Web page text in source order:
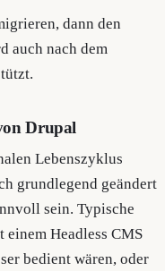
dann den
auch nach dem
Drupal
Lebenszyklus
grundlegend geändert
sein. Typische
Headless CMS
bedient wären, oder